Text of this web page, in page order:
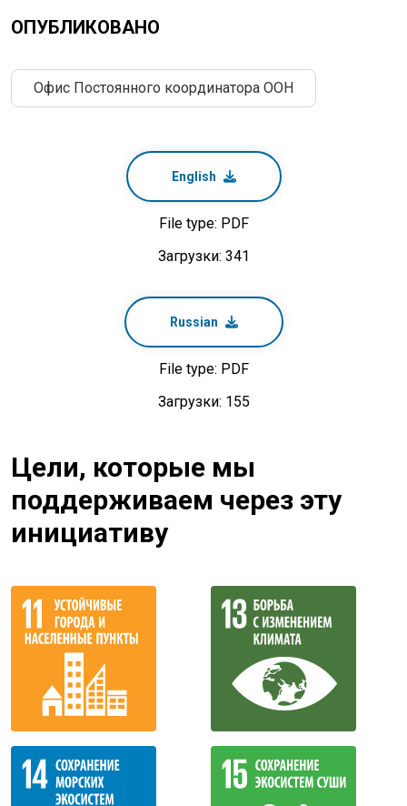
ОПУБЛИКОВАНО
Офис Постоянного координатора ООН
English
File type: PDF
Загрузки: 341
Russian
File type: PDF
Загрузки: 155
Цели, которые мы
поддерживаем через эту
инициативу